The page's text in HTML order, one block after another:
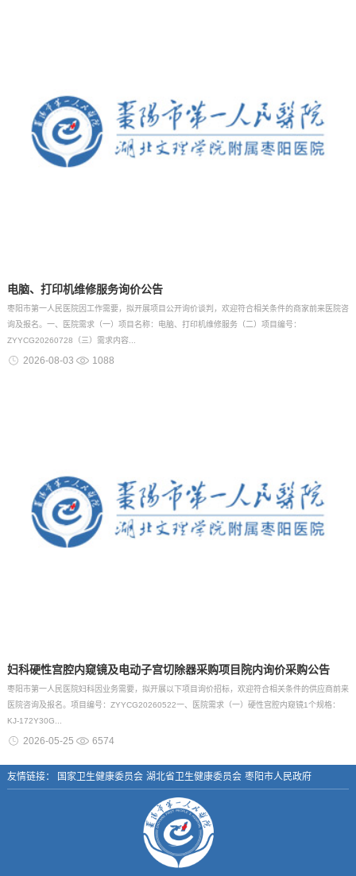
电脑、打印机维修服务询价公告
枣阳市第一人民医院因工作需要，拟开展项目公开询价谈判，欢迎符合相关条件的商家前来医院咨
询及报名。一、医院需求（一）项目名称：电脑、打印机维修服务（二）项目编号：
ZYYCG20260728（三）需求内容...
2026-08-03 1088
妇科硬性宫腔内窥镜及电动子宫切除器采购项目院内询价采购公告
枣阳市第一人民医院妇科因业务需要，拟开展以下项目询价招标，欢迎符合相关条件的供应商前来
医院咨询及报名。项目编号：ZYYCG20260522一、医院需求（一）硬性宫腔内窥镜1个规格：
KJ-172Y30G...
2026-05-25 6574
友情链接： 国家卫生健康委员会 湖北省卫生健康委员会 枣阳市人民政府